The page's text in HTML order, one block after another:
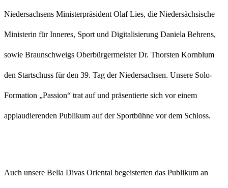
Niedersachsens Ministerpräsident Olaf Lies, die Niedersächsische
Ministerin für Inneres, Sport und Digitalisierung Daniela Behrens,
sowie Braunschweigs Oberbürgermeister Dr. Thorsten Kornblum
den Startschuss für den 39. Tag der Niedersachsen. Unsere Solo-
Formation „Passion“ trat auf und präsentierte sich vor einem
applaudierenden Publikum auf der Sportbühne vor dem Schloss.
Auch unsere Bella Divas Oriental begeisterten das Publikum an